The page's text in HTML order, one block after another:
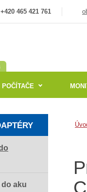
+420 465 421 761
POČÍTAČE
do aku